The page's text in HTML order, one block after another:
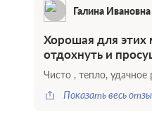
Галина Ивановна
Хорошая для этих
отдохнуть и
Чисто , тепло,
Показать весь